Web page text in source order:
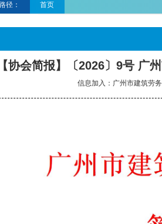
径： 首页
【协会简报】〔2026〕9号 广
信息加入：广州市建筑劳